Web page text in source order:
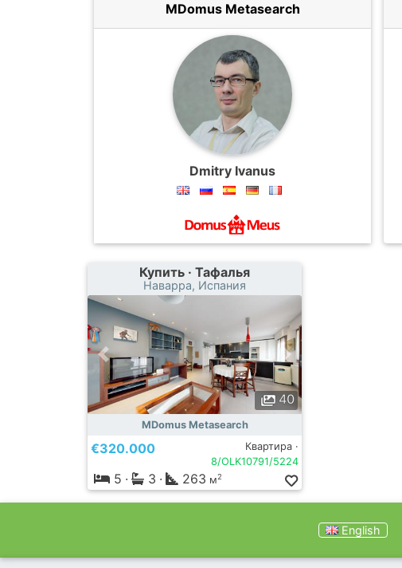
MDomus Metasearch
Dmitry Ivanus
Купить · Тафалья
Наварра, Испания
40
MDomus Metasearch
€320.000
Квартира ·
8/OLK10791/5224
5 · 3 · 263 м2
English